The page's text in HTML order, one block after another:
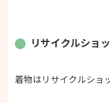
リサイクルショ
着物はリサイクルショ